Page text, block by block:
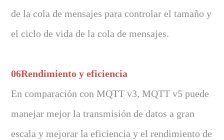
de la cola de mensajes para controlar el tamaño y
el ciclo de vida de la cola de mensajes.
06Rendimiento y eficiencia
En comparación con MQTT v3, MQTT v5 puede
manejar mejor la transmisión de datos a gran
escala y mejorar la eficiencia y el rendimiento de